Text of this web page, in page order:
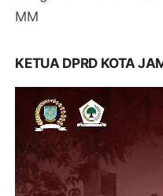
MM
KETUA DPRD KOTA